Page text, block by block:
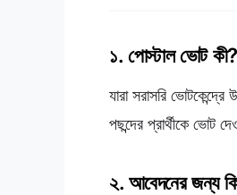
১. পোস্টাল ভোট কী?
যারা সরাসরি
পছন্দের প্রার্থীকে ভোট
২. আবেদনের জন্য